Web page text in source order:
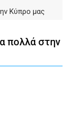
Κύπρο μας
πολλά στην